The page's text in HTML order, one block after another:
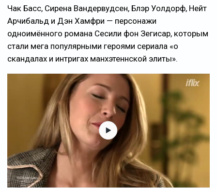
Чак Басс, Сирена Вандервудсен, Блэр Уолдорф, Нейт
Арчибальд и Дэн Хамфри — персонажи
одноимённого романа Сесили фон Зегисар, которым
стали мега популярными героями сериала «о
скандалах и интригах манхэтеннской элиты».